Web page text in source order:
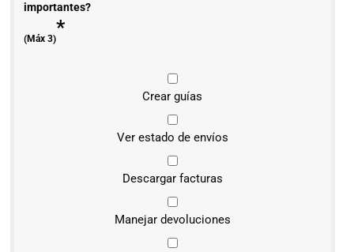
importantes?
(Máx 3)*
Crear guías
Ver estado de envíos
Descargar facturas
Manejar devoluciones